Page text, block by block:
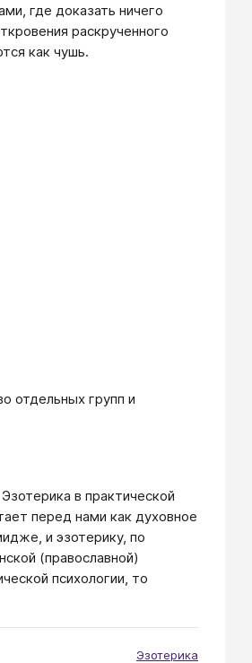
где доказать ничего
раскрученного
как чушь.
отдельных групп и
в практической
перед нами как духовное
и эзотерику, по
(православной)
психологии, то
Эзотерика